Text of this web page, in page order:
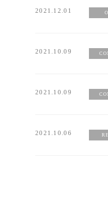
2021.12.01
2021.10.09
2021.10.09
2021.10.06